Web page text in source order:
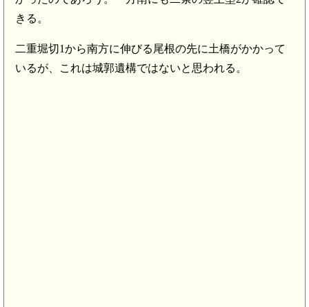
きる。
二重堀切1から南方に伸びる尾根の先に土橋がかかって
いるが、これは城郭遺構ではないと思われる。